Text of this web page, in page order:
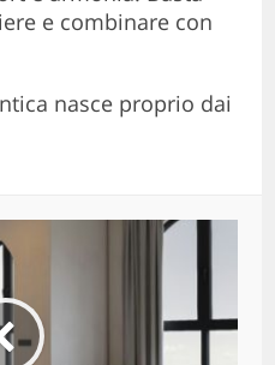
e combinare con
nasce proprio dai